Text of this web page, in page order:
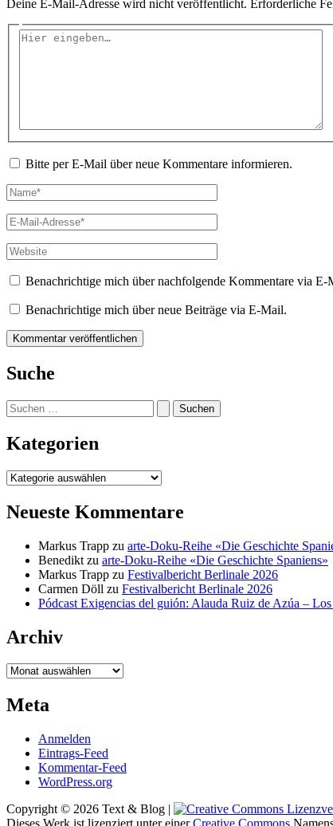
Deine E-Mail-Adresse wird nicht veröffentlicht. Erforderliche
Hier
Bitte per E-Mail über neue Kommentare informieren.
Name*
E-
Mail-
Adresse*
Website
Benachrichtige mich über nachfolgende Kommentare via E-
Benachrichtige mich über neue Beiträge via E-Mail.
Suche
Suchen
nach:
Kategorien
Kategorien
Neueste Kommentare
Markus Trapp zu arte-Doku-Reihe «Die Geschichte
Benedikt zu arte-Doku-Reihe «Die Geschichte Spaniens»
Markus Trapp zu Festivalbericht Berlinale 2026
Carmen Döll zu Festivalbericht Berlinale 2026
Pódcast Exigencias del guión: Alauda Ruiz de Azúa –
Archiv
Archiv
Meta
Anmelden
Eintrags-Feed
Kommentar-Feed
WordPress.org
Copyright © 2026 Text & Blog |